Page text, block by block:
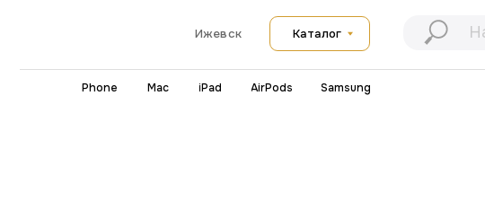
Каталог
Ижевск